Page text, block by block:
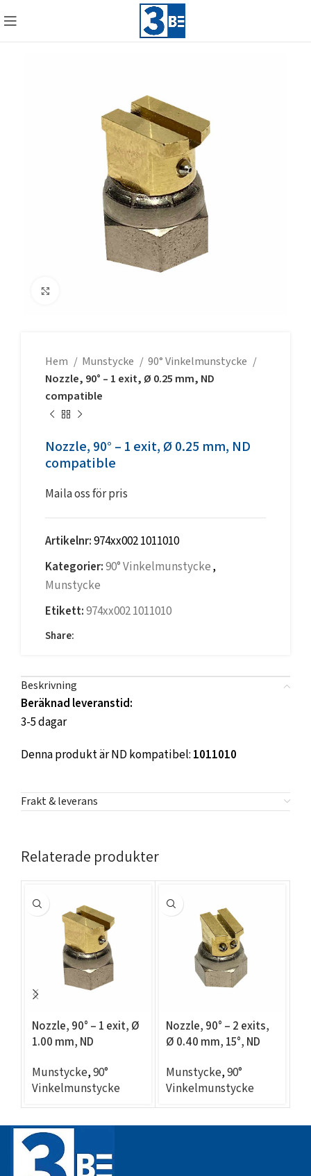
Hem Munstycke
90° Vinkelmunstycke
Nozzle, 90° – 1 exit, Ø 0.25 mm, ND
compatible
Nozzle, 90° – 1 exit, Ø 0.25 mm, ND
compatible
Maila oss för pris
Artikelnr:974xx002 1011010
Kategorier:90° Vinkelmunstycke,
Munstycke
Etikett:974xx002 1011010
Share:
Beskrivning
Beräknad leveranstid:
3-5 dagar
Denna produkt är ND kompatibel: 1011010
Frakt & leverans
Relaterade produkter
Nozzle, 90° – 1 exit, Ø
1.00 mm, ND
Munstycke,90°
Vinkelmunstycke
Nozzle, 90° – 2 exits,
Ø 0.40 mm, 15°, ND
Munstycke,90°
Vinkelmunstycke